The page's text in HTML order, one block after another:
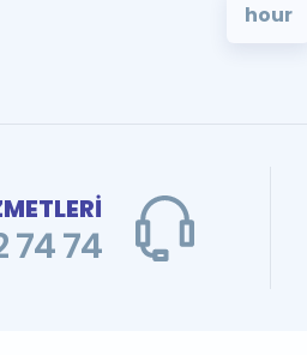
hour
74